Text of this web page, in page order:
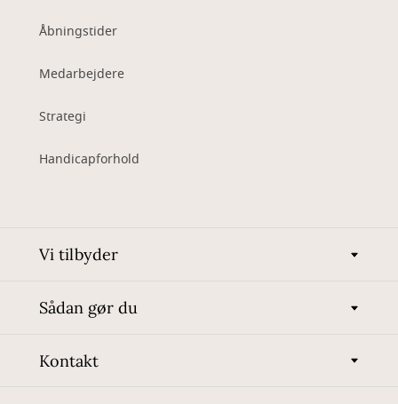
Åbningstider
Medarbejdere
Strategi
Handicapforhold
Vi tilbyder
Sådan gør du
Kontakt